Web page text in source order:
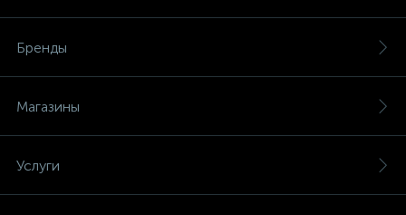
Бренды
Магазины
Услуги